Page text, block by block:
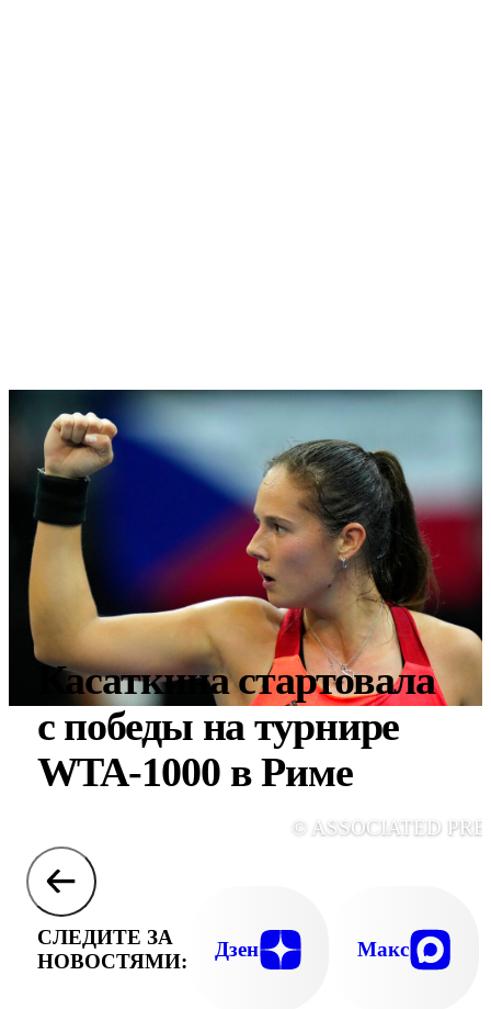
Касаткина стартовала
с победы на турнире
WTA-1000 в Риме
© ASSOCIATED
СЛЕДИТЕ ЗА
НОВОСТЯМИ:
Дзен Макс